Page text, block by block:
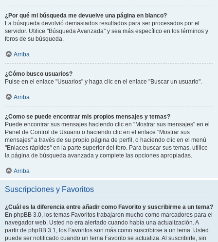
¿Por qué mi búsqueda me devuelve una página en blanco?
La búsqueda devolvió demasiados resultados para ser procesados por el
servidor. Utilice "Búsqueda Avanzada" y sea más específico en los términos y
foros de su búsqueda.
Arriba
¿Cómo busco usuarios?
Pulse en el enlace "Usuarios" y haga clic en el enlace "Buscar un usuario".
Arriba
¿Como se puede encontrar mis propios mensajes y temas?
Puede encontrar sus mensajes haciendo clic en "Mostrar sus mensajes" en el
Panel de Control de Usuario o haciendo clic en el enlace "Mostrar sus
mensajes" a través de su propio página de perfil, o haciendo clic en el menú
"Enlaces rápidos" en la parte superior del foro. Para buscar sus temas, utilice
la página de búsqueda avanzada y complete las opciones apropiadas.
Arriba
Suscripciones y Favoritos
¿Cuál es la diferencia entre añadir como Favorito y suscribirme a un tema?
En phpBB 3.0, los temas Favoritos trabajaron mucho como marcadores para el
navegador web. Usted no era alertado cuando había una actualización. A
partir de phpBB 3.1, los Favoritos son más como suscribirse a un tema. Usted
puede ser notificado cuando un tema Favorito se actualiza. Al suscribirte, sin